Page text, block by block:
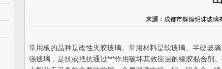
来源： 成都市辉煌明珠玻璃
常用板的品种是改性夹胶玻璃。常用材料是软玻璃、半硬玻
强玻璃，是抗或抵抗通过***作用破坏其效应层的橡胶黏合剂